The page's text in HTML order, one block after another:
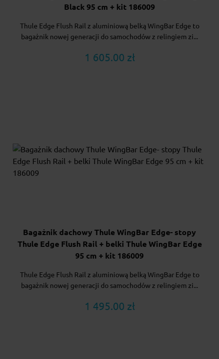
Black 95 cm + kit 186009
Thule Edge Flush Rail z aluminiową belką WingBar Edge to
bagażnik nowej generacji do samochodów z relingiem zi...
1 605.00 zł
Bagażnik dachowy Thule WingBar Edge- stopy
Thule Edge Flush Rail + belki Thule WingBar Edge
95 cm + kit 186009
Thule Edge Flush Rail z aluminiową belką WingBar Edge to
bagażnik nowej generacji do samochodów z relingiem zi...
1 495.00 zł